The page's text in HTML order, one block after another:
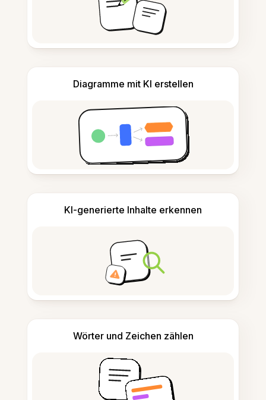
Diagramme mit KI erstellen
KI-generierte Inhalte erkennen
Wörter und Zeichen zählen